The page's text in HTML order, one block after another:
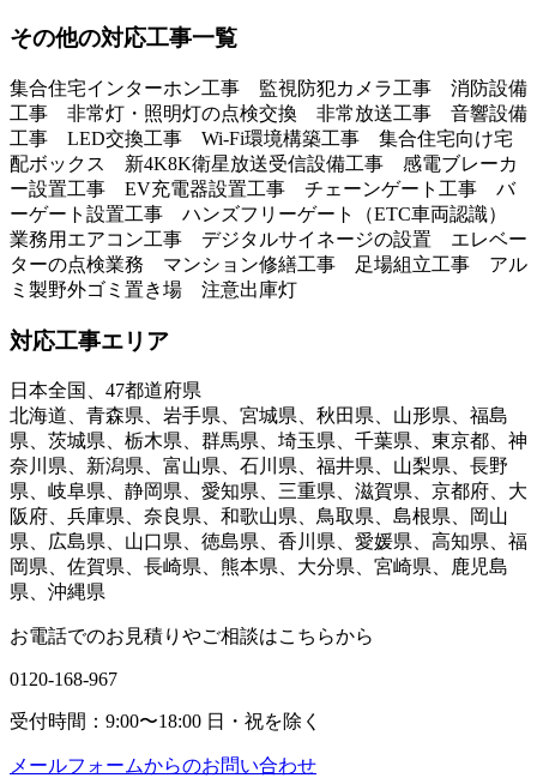
その他の対応工事一覧
集合住宅インターホン工事 監視防犯カメラ工事 消防設備
工事 非常灯・照明灯の点検交換 非常放送工事 音響設備
工事 LED交換工事 Wi-Fi環境構築工事 集合住宅向け宅
配ボックス 新4K8K衛星放送受信設備工事 感電ブレーカ
ー設置工事 EV充電器設置工事 チェーンゲート工事 バ
ーゲート設置工事 ハンズフリーゲート（ETC車両認識）
業務用エアコン工事 デジタルサイネージの設置 エレベー
ターの点検業務 マンション修繕工事 足場組立工事 アル
ミ製野外ゴミ置き場 注意出庫灯
対応工事エリア
日本全国、47都道府県
北海道、青森県、岩手県、宮城県、秋田県、山形県、福島
県、茨城県、栃木県、群馬県、埼玉県、千葉県、東京都、神
奈川県、新潟県、富山県、石川県、福井県、山梨県、長野
県、岐阜県、静岡県、愛知県、三重県、滋賀県、京都府、大
阪府、兵庫県、奈良県、和歌山県、鳥取県、島根県、岡山
県、広島県、山口県、徳島県、香川県、愛媛県、高知県、福
岡県、佐賀県、長崎県、熊本県、大分県、宮崎県、鹿児島
県、沖縄県
お電話でのお見積りやご相談はこちらから
0120-168-967
受付時間：9:00〜18:00 日・祝を除く
メールフォームからのお問い合わせ